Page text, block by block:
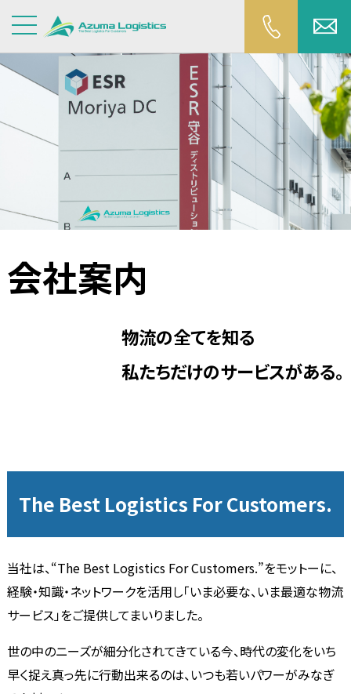
会社案内
物流の全てを知る
私たちだけのサービスがある。
The Best Logistics For Customers.
当社は、“The Best Logistics For Customers.”をモットーに、
経験・知識・ネットワークを活用し「いま必要な、いま最適な物流
サービス」をご提供してまいりました。
世の中のニーズが細分化されてきている今、時代の変化をいち
早く捉え真っ先に行動出来るのは、いつも若いパワーがみなぎ